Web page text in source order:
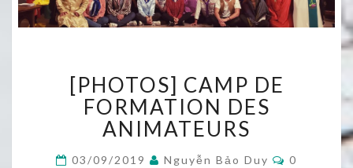
CAMP
DE
FORMATION
DES
ANIMATEURS
[PHOTOS] CAMP DE
FORMATION DES
ANIMATEURS
03/09/2019 Nguyễn Bảo Duy
0